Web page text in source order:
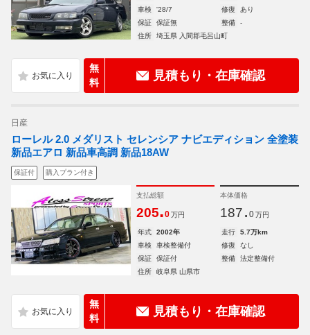
車検
'28/7 修復
あり
保証
保証無 整備
-
住所
埼玉県 入間郡毛呂山町
無
料
見積もり・在庫確認
日産
ローレル 2.0 メダリスト セレンシア ナビエディション 全塗装
新品エアロ 新品車高調 新品18AW
保証付 購入プラン付き
支払総額
205.0 万円
本体価格
187. 0 万円
年式 2002年 走行
5.7万km
車検
車検整備付 修復
なし
保証
保証付 整備
法定整備付
住所
岐阜県 山県市
無
料
見積もり・在庫確認